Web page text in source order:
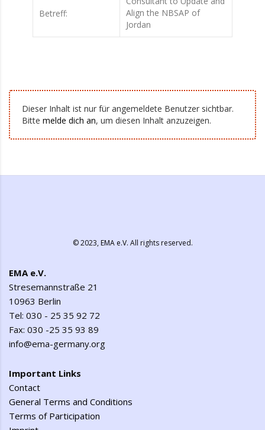
Betreff:
Align the NBSAP of
Jordan
Dieser Inhalt ist nur für angemeldete Benutzer sichtbar.
Bitte melde dich an, um diesen Inhalt anzuzeigen.
© 2023,EMA e.V. All rights reserved.
EMA e.V.
Stresemannstraße 21
10963 Berlin
Tel: 030 - 25 35 92 72
Fax: 030 -25 35 93 89
info@ema-germany.org
Important Links
Contact
General Terms and Conditions
Terms of Participation